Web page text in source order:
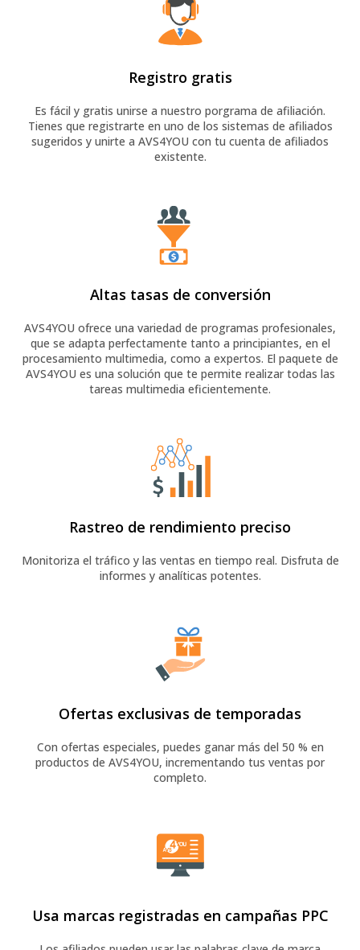
Registro gratis
Es fácil y gratis unirse a nuestro porgrama de afiliación.
Tienes que registrarte en uno de los sistemas de afiliados
sugeridos y unirte a AVS4YOU con tu cuenta de afiliados
existente.
Altas tasas de conversión
AVS4YOU ofrece una variedad de programas profesionales,
que se adapta perfectamente tanto a principiantes, en el
procesamiento multimedia, como a expertos. El paquete de
AVS4YOU es una solución que te permite realizar todas las
tareas multimedia eficientemente.
Rastreo de rendimiento preciso
Monitoriza el tráfico y las ventas en tiempo real. Disfruta de
informes y analíticas potentes.
Ofertas exclusivas de temporadas
Con ofertas especiales, puedes ganar más del 50 % en
productos de AVS4YOU, incrementando tus ventas por
completo.
Usa marcas registradas en campañas PPC